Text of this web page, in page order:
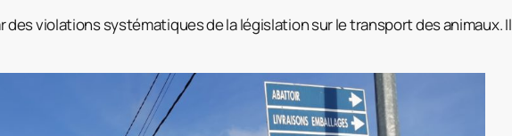
des violations systématiques de la législation sur le transport des animaux. Il